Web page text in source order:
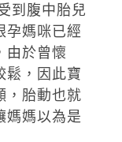
到腹中胎兒
孕媽咪已經
由於曾懷
鬆，因此寶
，胎動也就
媽媽以為是